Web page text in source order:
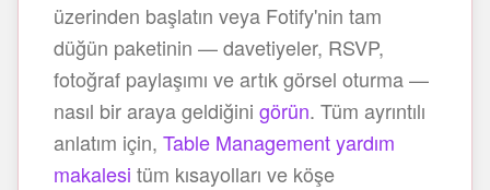
üzerinden başlatın veya Fotify'nin tam
düğün paketinin — davetiyeler, RSVP,
fotoğraf paylaşımı ve artık görsel oturma —
nasıl bir araya geldiğini görün. Tüm ayrıntılı
anlatım için, Table Management yardım
makalesi tüm kısayolları ve köşe